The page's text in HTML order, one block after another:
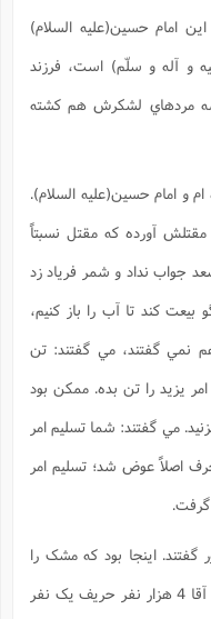
امام حسين(علیه السلام)
و آله و سلّم) است، فرزند
مردهاي لشکرش هم کشته
و امام حسين(علیه السلام).
آورده که مقتل نسبتاً
جواب نداد و شمر فرياد زد
کند تا آب را باز کنيم،
نمي گفتند، مي گفتند: تن
يزيد را تن بده. ممکن بود
مي گفتند: شما تسليم امر
اصلاً عوض شد؛ تسليم امر
گفتند. اينجا بود که مشک را
برداشت و حمله کرد، 4 هزار نفر؛ شما نگو آقا 4 هزار نفر حريف يک نفر